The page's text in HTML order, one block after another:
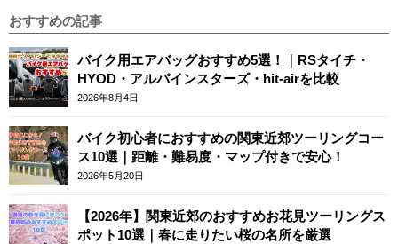
おすすめの記事
バイク用エアバッグおすすめ5選！｜RSタイチ・
HYOD・アルパインスターズ・hit-airを比較
2026年8月4日
バイク初心者におすすめの関東近郊ツーリングコー
ス10選｜距離・難易度・マップ付きで安心！
2026年5月20日
【2026年】関東近郊のおすすめお花見ツーリングス
ポット10選｜春に走りたい桜の名所を厳選